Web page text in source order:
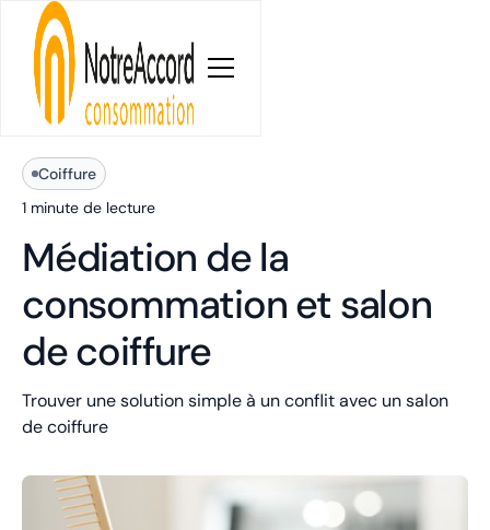
Blog
Coiffure
1 minute de lecture
Médiation de la
consommation et salon
de coiffure
Trouver une solution simple à un conflit avec un salon
de coiffure